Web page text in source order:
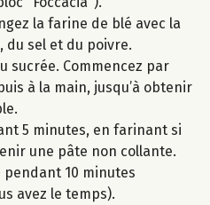
la farine de blé avec la
du sel et du poivre.
sucrée. Commencez par
à la main, jusqu’à obtenir
5 minutes, en farinant si
une pâte non collante.
pendant 10 minutes
avez le temps).